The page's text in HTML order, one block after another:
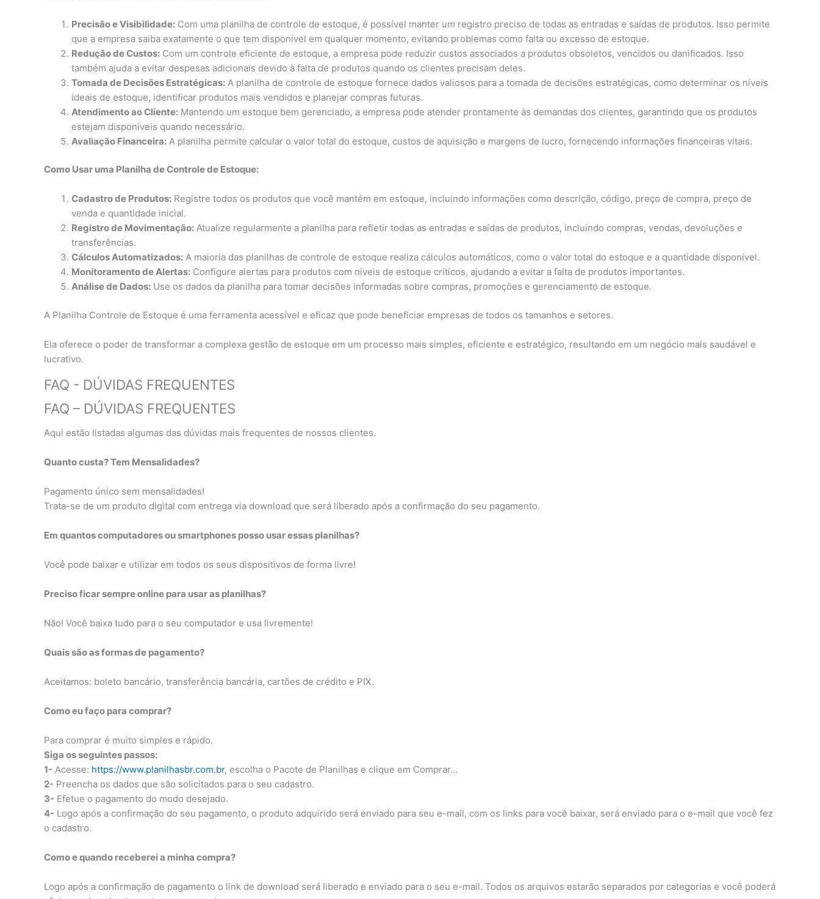
Precisão e Visibilidade: Com uma planilha de controle de estoque, é possível manter um registro preciso de todas as entradas e saídas de produtos. Isso permite
que a empresa saiba exatamente o que tem disponível em qualquer momento, evitando problemas como falta ou excesso de estoque.
Redução de Custos: Com um controle eficiente de estoque, a empresa pode reduzir custos associados a produtos obsoletos, vencidos ou danificados. Isso
também ajuda a evitar despesas adicionais devido à falta de produtos quando os clientes precisam deles.
Tomada de Decisões Estratégicas: A planilha de controle de estoque fornece dados valiosos para a tomada de decisões estratégicas, como determinar os níveis
ideais de estoque, identificar produtos mais vendidos e planejar compras futuras.
Atendimento ao Cliente: Mantendo um estoque bem gerenciado, a empresa pode atender prontamente às demandas dos clientes, garantindo que os produtos
estejam disponíveis quando necessário.
Avaliação Financeira: A planilha permite calcular o valor total do estoque, custos de aquisição e margens de lucro, fornecendo informações financeiras vitais.
Como Usar uma Planilha de Controle de Estoque:
Cadastro de Produtos: Registre todos os produtos que você mantém em estoque, incluindo informações como descrição, código, preço de compra, preço de
venda e quantidade inicial.
Registro de Movimentação: Atualize regularmente a planilha para refletir todas as entradas e saídas de produtos, incluindo compras, vendas, devoluções e
transferências.
Cálculos Automatizados: A maioria das planilhas de controle de estoque realiza cálculos automáticos, como o valor total do estoque e a quantidade disponível.
Monitoramento de Alertas: Configure alertas para produtos com níveis de estoque críticos, ajudando a evitar a falta de produtos importantes.
Análise de Dados: Use os dados da planilha para tomar decisões informadas sobre compras, promoções e gerenciamento de estoque.
A Planilha Controle de Estoque é uma ferramenta acessível e eficaz que pode beneficiar empresas de todos os tamanhos e setores.
Ela oferece o poder de transformar a complexa gestão de estoque em um processo mais simples, eficiente e estratégico, resultando em um negócio mais saudável e
lucrativo.
FAQ - DÚVIDAS FREQUENTES
FAQ – DÚVIDAS FREQUENTES
Aqui estão listadas algumas das dúvidas mais frequentes de nossos clientes.
Quanto custa? Tem Mensalidades?
Pagamento único sem mensalidades!
Trata-se de um produto digital com entrega via download que será liberado após a confirmação do seu pagamento.
Em quantos computadores ou smartphones posso usar essas planilhas?
Você pode baixar e utilizar em todos os seus dispositivos de forma livre!
Preciso ficar sempre online para usar as planilhas?
Não! Você baixa tudo para o seu computador e usa livremente!
Quais são as formas de pagamento?
Aceitamos: boleto bancário, transferência bancária, cartões de crédito e PIX.
Como eu faço para comprar?
Para comprar é muito simples e rápido.
Siga os seguintes passos:
1- Acesse: https://www.planilhasbr.com.br, escolha o Pacote de Planilhas e clique em Comprar…
2- Preencha os dados que são solicitados para o seu cadastro.
3- Efetue o pagamento do modo desejado.
4- Logo após a confirmação do seu pagamento, o produto adquirido será enviado para seu e-mail, com os links para você baixar, será enviado para o e-mail que você fez
o cadastro.
Como e quando receberei a minha compra?
Logo após a confirmação de pagamento o link de download será liberado e enviado para o seu e-mail. Todos os arquivos estarão separados por categorias e você poderá